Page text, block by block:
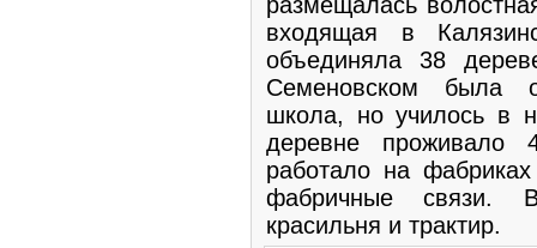
входящая в
объединяла 38
Семеновском была
школа, но училось в
деревне
работало на
фабричные связи.
красильня и трактир.